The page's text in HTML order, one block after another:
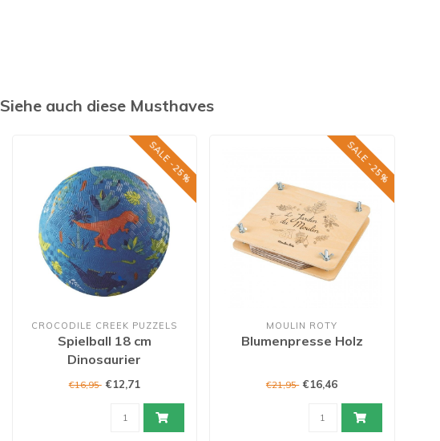
Siehe auch diese Musthaves
SALE -25%
CROCODILE CREEK PUZZELS
Spielball 18 cm
Dinosaurier
€16,95 €12,71
SALE -25%
MOULIN ROTY
Blumenpresse Holz
€21,95 €16,46